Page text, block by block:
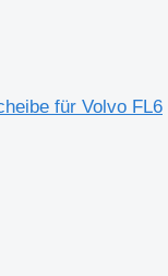
für Volvo FL6